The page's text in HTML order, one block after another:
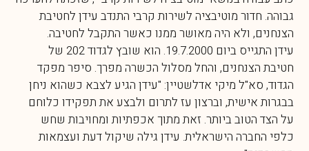
גבוהה. חדור מוטיבציה לשירות קרבי התנדב עידן לחטיבת
הצנחנים, ולא היה מאושר ממנו כאשר התקבל לחטיבה.
עידן התגייס ביום 19.7.2000. הוא שובץ לגדוד 202 של
חטיבת הצנחנים, והחל מסלול הכשרה מפרך. סיפר מפקד
הגדוד, סא"ל מיקי אדלשטיין: "עידן הגיע לצבא כשהוא ניחן
בבגרות אישית, וברצון עז לתרום ולבצע את תפקידו כלוחם
על הצד הטוב ביותר. זאת מתוך אכפתיות ומחויבות שחש
כלפי החברה הישראלית. עידן גילה שיקול דעת ועצמאות